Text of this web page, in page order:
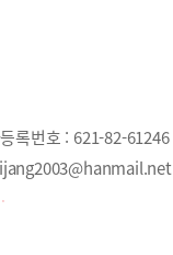
록번호 : 621-82-61246